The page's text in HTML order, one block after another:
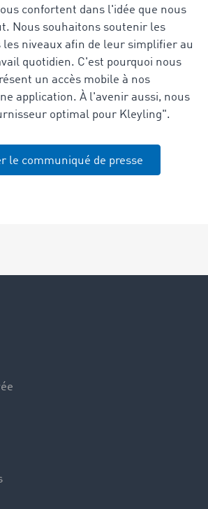
confortent dans l'idée que nous
Nous souhaitons soutenir les
niveaux afin de leur simplifier au
quotidien. C'est pourquoi nous
un accès mobile à nos
application. À l'avenir aussi, nous
optimal pour Kleyling".
le communiqué de presse